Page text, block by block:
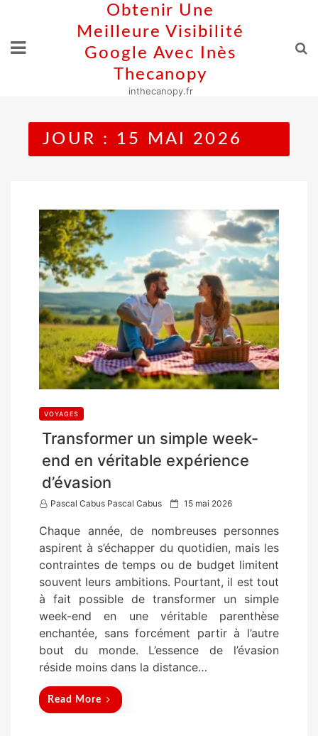
content
Obtenir Une
Meilleure Visibilité
Google Avec Inès
Thecanopy
inthecanopy.fr
JOUR : 15 MAI 2026
VOYAGES
Transformer un simple week-
end en véritable expérience
d’évasion
Pascal Cabus Pascal Cabus
P
s
t
e
d
o
n
15 mai 2026
Chaque année, de nombreuses personnes
aspirent à s’échapper du quotidien, mais les
contraintes de temps ou de budget limitent
souvent leurs ambitions. Pourtant, il est tout
à fait possible de transformer un simple
week-end en une véritable parenthèse
enchantée, sans forcément partir à l’autre
bout du monde. L’essence de l’évasion
réside moins dans la distance…
Read More